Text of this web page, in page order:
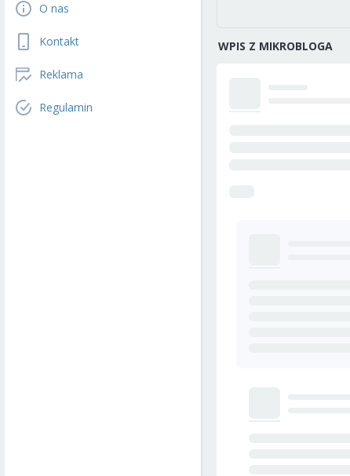
O nas
Kontakt
Reklama
Regulamin
WPIS Z MIKROBLOGA